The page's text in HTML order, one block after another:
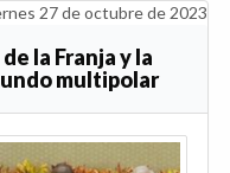
27 de octubre de 2023
la Franja y la
multipolar